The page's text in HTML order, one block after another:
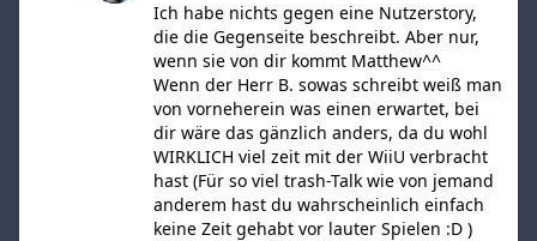
Ich habe nichts gegen eine Nutzerstory,
die die Gegenseite beschreibt. Aber nur,
wenn sie von dir kommt Matthew^^
Wenn der Herr B. sowas schreibt weiß man
von vorneherein was einen erwartet, bei
dir wäre das gänzlich anders, da du wohl
WIRKLICH viel zeit mit der WiiU verbracht
hast (Für so viel trash-Talk wie von jemand
anderem hast du wahrscheinlich einfach
keine Zeit gehabt vor lauter Spielen :D )